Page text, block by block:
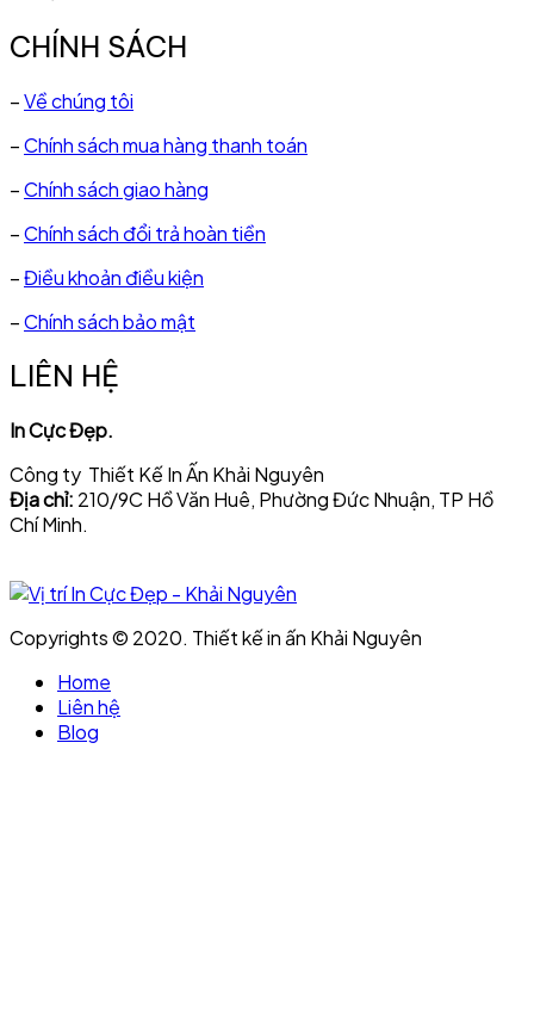
CHÍNH SÁCH
–Về chúng tôi
–Chính sách mua hàng thanh toán
–Chính sách giao hàng
–Chính sách đổi trả hoàn tiền
–Điều khoản điều kiện
–Chính sách bảo mật
LIÊN HỆ
In Cực Đẹp.
Công ty Thiết Kế In Ấn Khải Nguyên
Địa chỉ: 210/9C Hồ Văn Huê, Phường Đức Nhuận, TP Hồ
Chí Minh.
Copyrights © 2020. Thiết kế in ấn Khải Nguyên
Home
Liên hệ
Blog